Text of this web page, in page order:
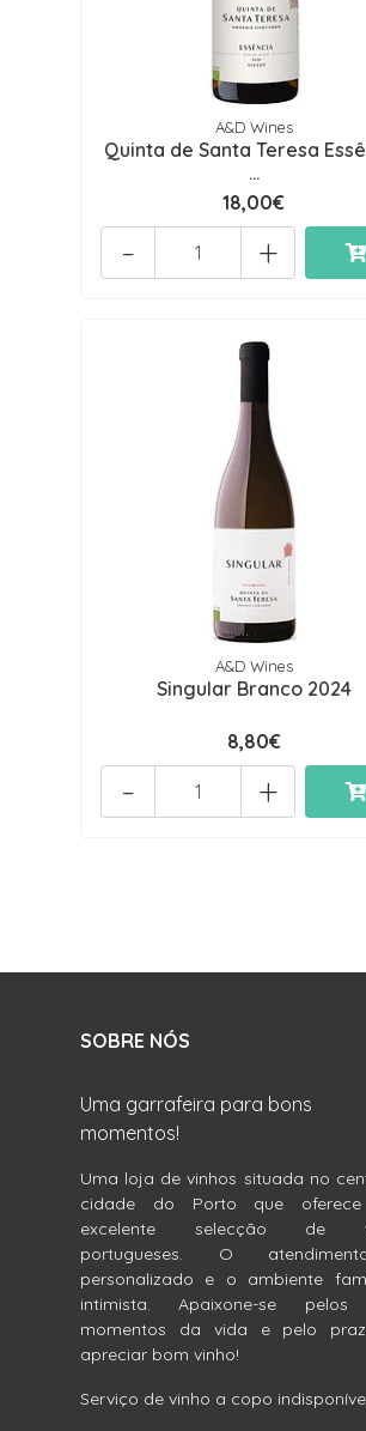
A&D Wines
Quinta de Santa Teresa
...
18,00€
+
-
A&D Wines
Singular Branco 2024
8,80€
+
-
SOBRE NÓS
Uma garrafeira para bons
momentos!
Uma loja de vinhos situada no
cidade do Porto que
excelente selecção de
portugueses. O
personalizado e o ambiente
intimista. Apaixone-se pelos
momentos da vida e pelo
apreciar bom vinho!
Serviço de vinho a copo